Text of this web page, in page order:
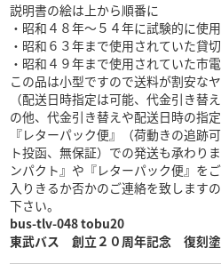
説明書の絵は上から順番に
・昭和４８年～５４年に試験的に使
・昭和６３年まで使用されていた貸
・昭和４９年まで使用されていた市
この品は小型ですので送料が割安な
（配送日時指定は可能、代金引き替
の他、代金引き替えや配送日時の指
『レターパック便』（荷動きの追跡
ト投函、無保証）での発送も承わり
ンパクト』や『レターパック便』を
入りきるか否かのご連絡を致します
下さい。
bus-tlv-048 tobu20
東武バス 創立２０周年記念 復刻塗